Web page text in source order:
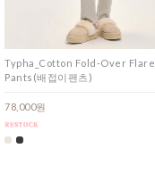
Typha_Cotton Fold-Over Flare
Pants(배접이팬츠)
78,000원